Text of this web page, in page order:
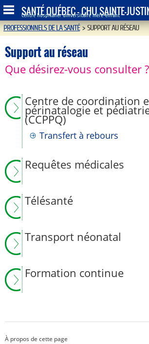
SANTÉ QUÉBEC - CHU SAINTE-
Centre hospitalier universitaire mère-enfant
PROFESSIONNELS DE LA SANTÉ>SUPPORT AU RÉSEAU
Support au réseau
Que désirez-vous consulter ?
Centre de coordination
périnatalogie et
(CCPPQ)
Transfert à rebours
Requêtes médicales
Télésanté
Transport néonatal
Formation continue
À propos de cette page